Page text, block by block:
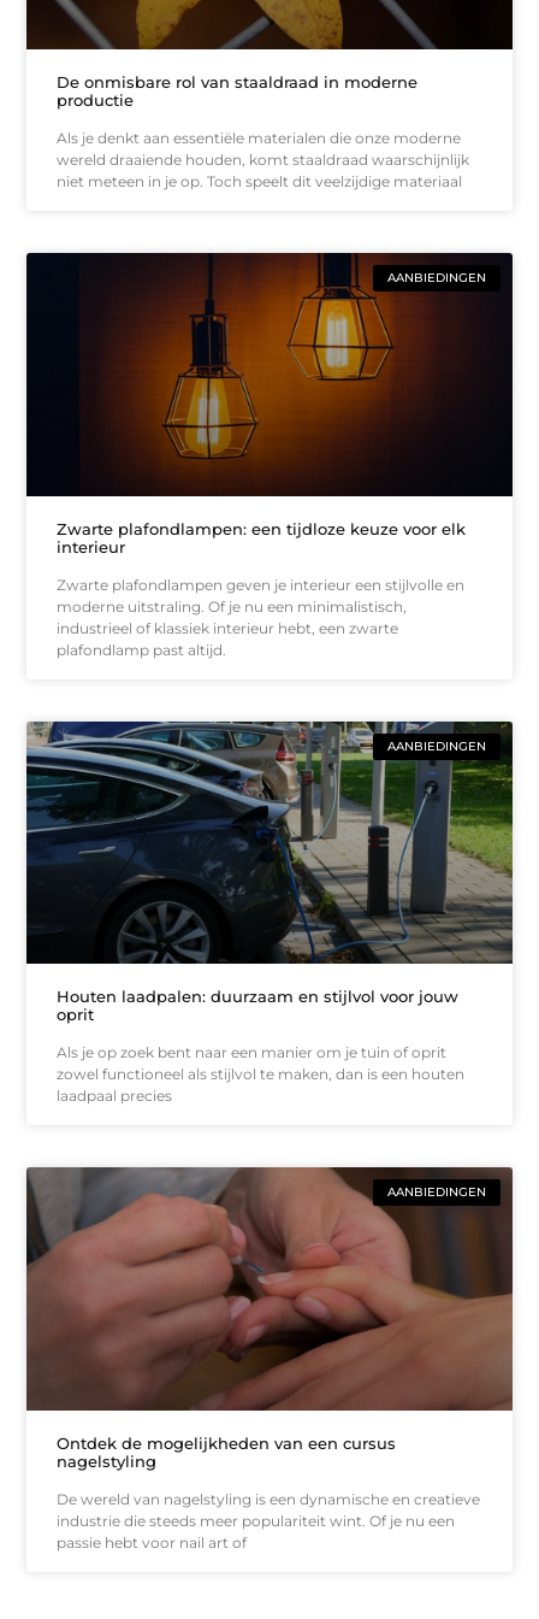
De onmisbare rol van staaldraad in moderne
productie
Als je denkt aan essentiële materialen die onze moderne
wereld draaiende houden, komt staaldraad waarschijnlijk
niet meteen in je op. Toch speelt dit veelzijdige materiaal
AANBIEDINGEN
Zwarte plafondlampen: een tijdloze keuze voor elk
interieur
Zwarte plafondlampen geven je interieur een stijlvolle en
moderne uitstraling. Of je nu een minimalistisch,
industrieel of klassiek interieur hebt, een zwarte
plafondlamp past altijd.
AANBIEDINGEN
Houten laadpalen: duurzaam en stijlvol voor jouw
oprit
Als je op zoek bent naar een manier om je tuin of oprit
zowel functioneel als stijlvol te maken, dan is een houten
laadpaal precies
AANBIEDINGEN
Ontdek de mogelijkheden van een cursus
nagelstyling
De wereld van nagelstyling is een dynamische en creatieve
industrie die steeds meer populariteit wint. Of je nu een
passie hebt voor nail art of